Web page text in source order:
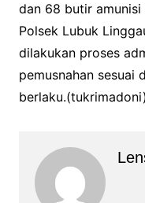
dan 68 butir
Polsek Lubuk
dilakukan proses
pemusnahan sesuai
berlaku.(tukrimadoni)